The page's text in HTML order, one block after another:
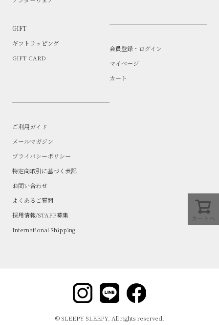
カートへ
GIFT
ギフトラッピング
GIFT CARD
会員登録・ログイン
マイページ
カート
ご利用ガイド
メールマガジン
プライバシーポリシー
特定商取引に基づく表記
お問い合わせ
よくあるご質問
採用情報/STAFF募集
International Shipping
© SLEEPY SLEEPY. All rights reserved.